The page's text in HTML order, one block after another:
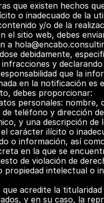
que existen hechos
o inadecuado de la
y/o de la
el sitio web, debes
a
debidamente,
y
que la
en la notificación es
debes proporcionar:
personales: nombre,
de teléfono y dirección
y una descripción de
carácter ilícito o
o información, así
en la que se
de violación de
propiedad intelectual o
acredite la titularidad
y en su caso, la